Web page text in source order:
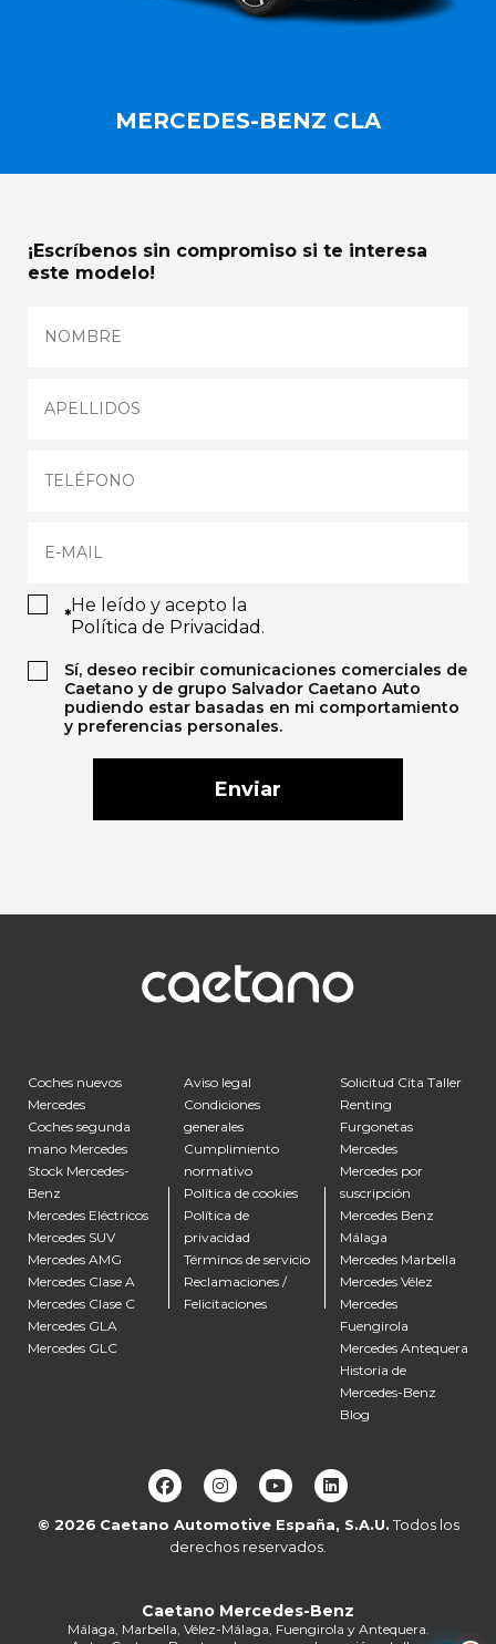
MERCEDES-BENZ CLA
¡Escríbenos sin compromiso si te interesa
este modelo!
*
He leído y acepto la
Política de Privacidad .
Sí, deseo recibir comunicaciones comerciales de
Caetano y de grupo Salvador Caetano Auto
pudiendo estar basadas en mi comportamiento
y preferencias personales.
Coches nuevos
Mercedes
Coches segunda
mano Mercedes
Stock Mercedes-
Benz
Mercedes Eléctricos
Mercedes SUV
Mercedes AMG
Mercedes Clase A
Mercedes Clase C
Mercedes GLA
Mercedes GLC
Aviso legal
Condiciones
generales
Cumplimiento
normativo
Política de cookies
Política de
privacidad
Términos de servicio
Reclamaciones /
Felicitaciones
Solicitud Cita Taller
Renting
Furgonetas
Mercedes
Mercedes por
suscripción
Mercedes Benz
Málaga
Mercedes Marbella
Mercedes Vélez
Mercedes
Fuengirola
Mercedes Antequera
Historia de
Mercedes-Benz
Blog
© 2026 Caetano Automotive España, S.A.U.Todos los
derechos reservados.
Caetano Mercedes-Benz
Málaga, Marbella, Vélez-Málaga, Fuengirola y Antequera.
Alberto de Caetano